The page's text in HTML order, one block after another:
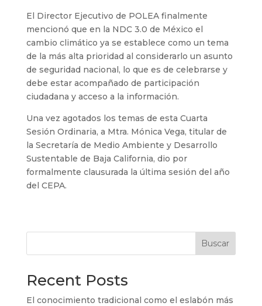
El Director Ejecutivo de POLEA finalmente
mencionó que en la NDC 3.0 de México el
cambio climático ya se establece como un tema
de la más alta prioridad al considerarlo un asunto
de seguridad nacional, lo que es de celebrarse y
debe estar acompañado de participación
ciudadana y acceso a la información.
Una vez agotados los temas de esta Cuarta
Sesión Ordinaria, a Mtra. Mónica Vega, titular de
la Secretaría de Medio Ambiente y Desarrollo
Sustentable de Baja California, dio por
formalmente clausurada la última sesión del año
del CEPA.
Buscar
Recent Posts
El conocimiento tradicional como el eslabón más